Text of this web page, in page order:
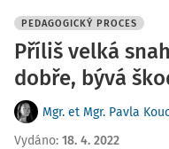
PEDAGOGICKÝ PROCES
Příliš velká
dobře, bývá
Mgr. et Mgr. Pavla
Vydáno: 18. 4. 2022